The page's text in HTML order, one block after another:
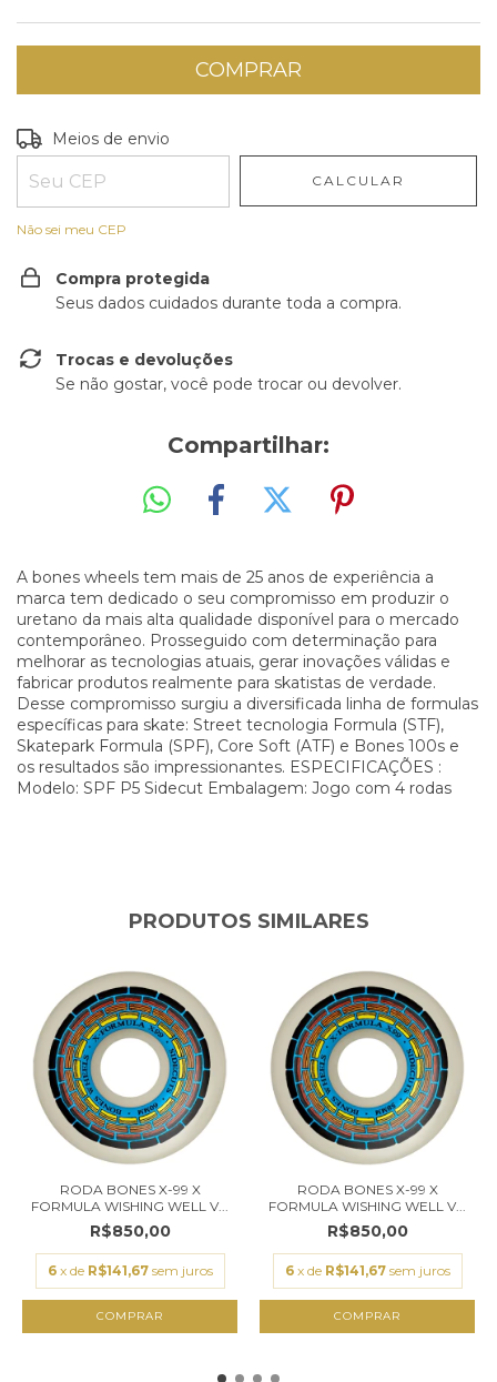
Entregas para o CEP:
Meios de envio
CALCULAR
Não sei meu CEP
Compra protegida
Seus dados cuidados durante toda a compra.
Trocas e devoluções
Se não gostar, você pode trocar ou devolver.
Compartilhar:
A bones wheels tem mais de 25 anos de experiência a
marca tem dedicado o seu compromisso em produzir o
uretano da mais alta qualidade disponível para o mercado
contemporâneo. Prosseguido com determinação para
melhorar as tecnologias atuais, gerar inovações válidas e
fabricar produtos realmente para skatistas de verdade.
Desse compromisso surgiu a diversificada linha de formulas
específicas para skate: Street tecnologia Formula (STF),
Skatepark Formula (SPF), Core Soft (ATF) e Bones 100s e
os resultados são impressionantes. ESPECIFICAÇÕES :
Modelo: SPF P5 Sidecut Embalagem: Jogo com 4 rodas
PRODUTOS SIMILARES
RODA BONES X-99 X
FORMULA WISHING WELL V...
R$850,00
6 x de R$141,67 sem juros
COMPRAR
RODA BONES X-99 X
FORMULA WISHING WELL V...
R$850,00
6 x de R$141,67 sem juros
COMPRAR